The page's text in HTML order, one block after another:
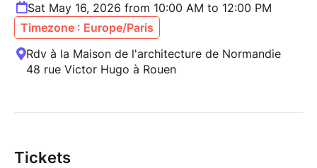
Sat May 16, 2026 from 10:00 AM to 12:00 PM
Timezone : Europe/Paris
Rdv à la Maison de l'architecture de Normandie
48 rue Victor Hugo à Rouen
Tickets